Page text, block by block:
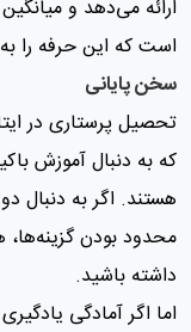
است که این حرفه را
سخن پایانی
تحصیل پرستاری در
که به دنبال آموزش
هستند. اگر به دنبال
محدود بودن
داشته باشید.
اما اگر آمادگی